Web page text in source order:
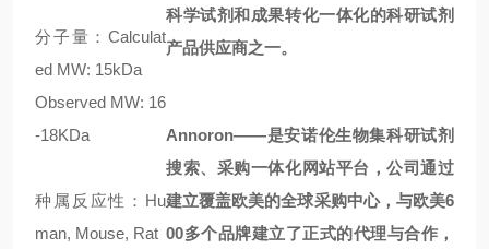
分子量：Calculat
ed MW: 15kDa
Observed MW: 16
-18KDa
种属反应性：Hu
man, Mouse, Rat
科学试剂和成果转化一体化的科研试剂
产品供应商之一。
Annoron——是安诺伦生物集科研试剂
搜索、采购一体化网站平台，公司通过
建立覆盖欧美的全球采购中心，与欧美6
00多个品牌建立了正式的代理与合作，